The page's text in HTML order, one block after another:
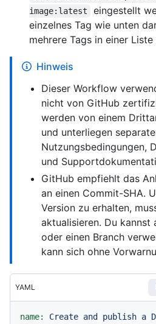
image:latest
eingestellt
einzelnes Tag wie unten
mehrere Tags in einer Liste
Hinweis
Dieser Workflow
nicht von GitHub
werden von einem
und unterliegen
Nutzungsbedingungen,
und
GitHub empfiehlt das
an einen Commit-SHA.
Version zu erhalten,
aktualisieren. Du kannst
oder einen Branch
kann sich ohne
YAML
name: Create and publish a